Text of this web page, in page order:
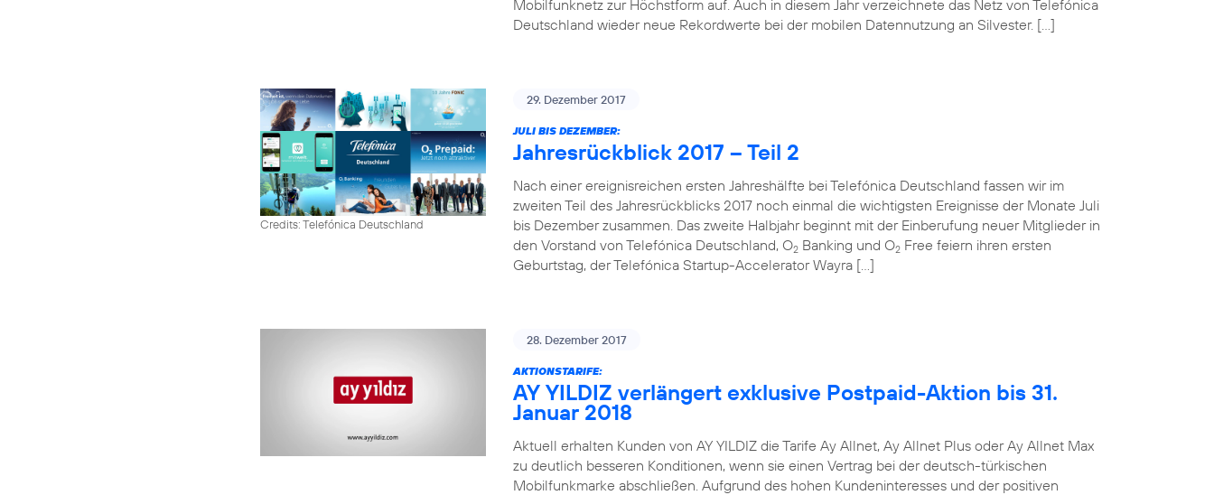
Mobilfunknetz zur Höchstform auf. Auch in diesem Jahr verzeichnete das Netz von Telefónica
Deutschland wieder neue Rekordwerte bei der mobilen Datennutzung an Silvester. […]
Credits: Telefónica Deutschland
29. Dezember 2017
JULI BIS DEZEMBER:
Jahresrückblick 2017 – Teil 2
Nach einer ereignisreichen ersten Jahreshälfte bei Telefónica Deutschland fassen wir im
zweiten Teil des Jahresrückblicks 2017 noch einmal die wichtigsten Ereignisse der Monate Juli
bis Dezember zusammen. Das zweite Halbjahr beginnt mit der Einberufung neuer Mitglieder in
den Vorstand von Telefónica Deutschland, O2 Banking und O2 Free feiern ihren ersten
Geburtstag, der Telefónica Startup-Accelerator Wayra […]
28. Dezember 2017
AKTIONSTARIFE:
AY YILDIZ verlängert exklusive Postpaid-Aktion bis 31.
Januar 2018
Aktuell erhalten Kunden von AY YILDIZ die Tarife Ay Allnet, Ay Allnet Plus oder Ay Allnet Max
zu deutlich besseren Konditionen, wenn sie einen Vertrag bei der deutsch-türkischen
Mobilfunkmarke abschließen. Aufgrund des hohen Kundeninteresses und der positiven